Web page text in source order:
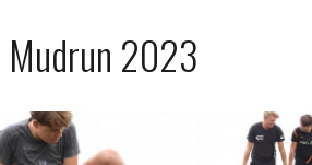
Mudrun 2023